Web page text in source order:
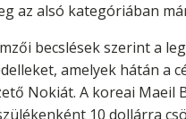
az alsó kategóriában
becslések szerint a
amelyek hátán a
Nokiát. A koreai Maeil
10 dollárra